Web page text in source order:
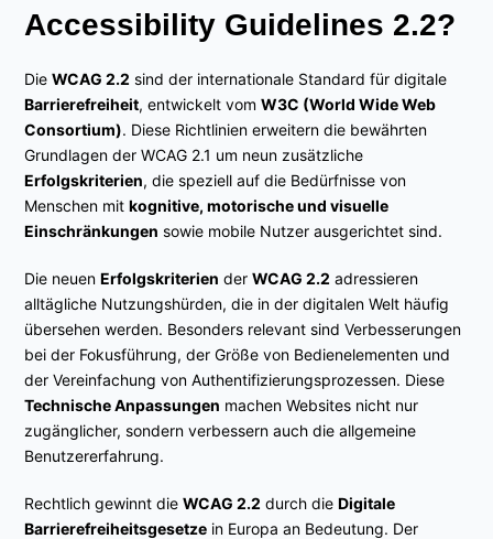
Accessibility Guidelines 2.2?
DieWCAG 2.2 sind der internationale Standard für digitale
Barrierefreiheit, entwickelt vomW3C (World Wide Web
Consortium). Diese Richtlinien erweitern die bewährten
Grundlagen der WCAG 2.1 um neun zusätzliche
Erfolgskriterien, die speziell auf die Bedürfnisse von
Menschen mitkognitive, motorische und visuelle
Einschränkungen sowie mobile Nutzer ausgerichtet sind.
Die neuenErfolgskriterien derWCAG 2.2 adressieren
alltägliche Nutzungshürden, die in der digitalen Welt häufig
übersehen werden. Besonders relevant sind Verbesserungen
bei der Fokusführung, der Größe von Bedienelementen und
der Vereinfachung von Authentifizierungsprozessen. Diese
Technische Anpassungen machen Websites nicht nur
zugänglicher, sondern verbessern auch die allgemeine
Benutzererfahrung.
Rechtlich gewinnt dieWCAG 2.2 durch dieDigitale
Barrierefreiheitsgesetze in Europa an Bedeutung. Der